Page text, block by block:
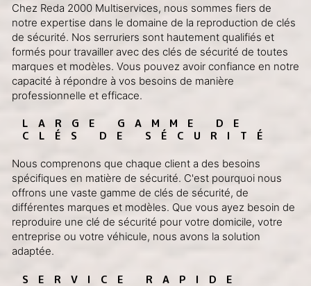
Chez Reda 2000 Multiservices, nous sommes fiers de
notre expertise dans le domaine de la reproduction de clés
de sécurité. Nos serruriers sont hautement qualifiés et
formés pour travailler avec des clés de sécurité de toutes
marques et modèles. Vous pouvez avoir confiance en notre
capacité à répondre à vos besoins de manière
professionnelle et efficace.
LARGE GAMME DE
CLÉS DE SÉCURITÉ
Nous comprenons que chaque client a des besoins
spécifiques en matière de sécurité. C'est pourquoi nous
offrons une vaste gamme de clés de sécurité, de
différentes marques et modèles. Que vous ayez besoin de
reproduire une clé de sécurité pour votre domicile, votre
entreprise ou votre véhicule, nous avons la solution
adaptée.
SERVICE RAPIDE